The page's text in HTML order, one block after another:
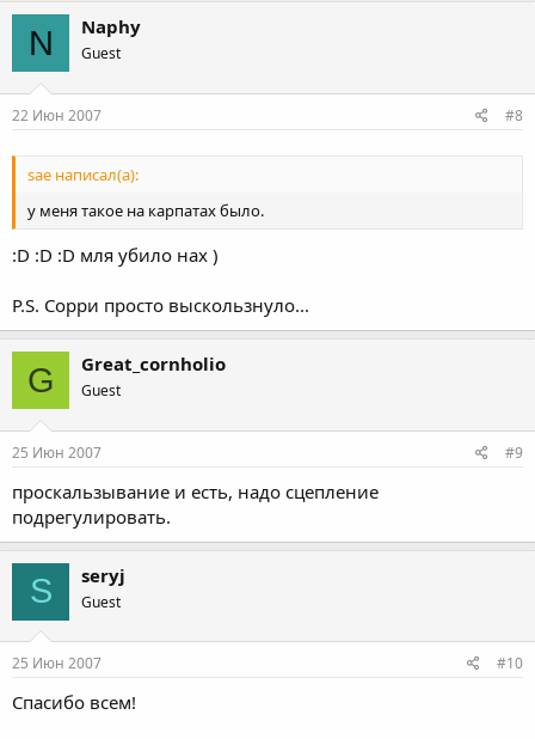
N Naphy
Guest
22 Июн 2007 #8
sae написал(а):
у меня такое на карпатах было.
:D :D :D мля убило нах )
P.S. Сорри просто выскользнуло...
G Great_cornholio
Guest
25 Июн 2007 #9
проскальзывание и есть, надо сцепление
подрегулировать.
S seryj
Guest
25 Июн 2007 #10
Спасибо всем!